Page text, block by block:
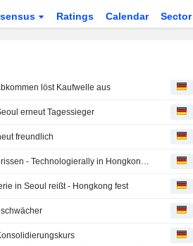
Ratings Calendar Sector
löst Kaufwelle aus
erneut Tagessieger
freundlich
MÄRKTE ASIEN/Gewinnserie in Seoul gerissen - Technologierally in Hongkong - Baidu +16%
in Seoul reißt - Hongkong fest